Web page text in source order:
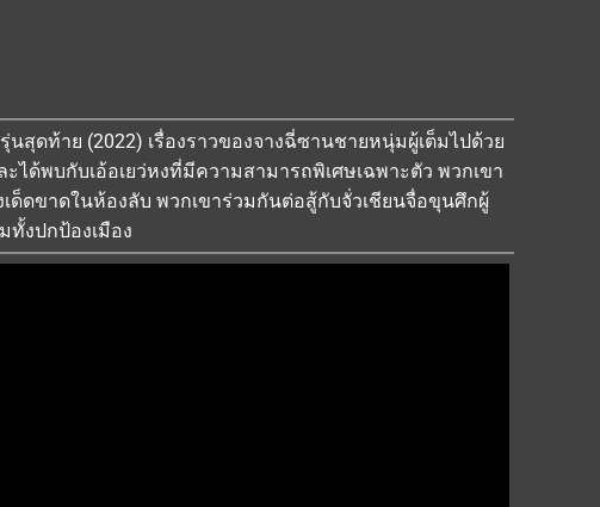
รุ่นสุดท้าย (2022) เรื่องราวของจางฉี่ซานชายหนุ่มผู้เต็มไปด้วย
ด้พบกับเอ้อเยว่หงที่มีความสามารถพิเศษเฉพาะตัว พวกเขา
ดขาดในห้องลับ พวกเขาร่วมกันต่อสู้กับจั่วเชียนจื่อขุนศึกผู้
ทั้งปกป้องเมือง